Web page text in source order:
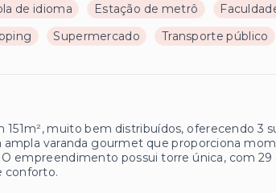
de idioma Estação de metrô
Supermercado Transporte público
muito bem distribuídos, oferecendo 3
varanda gourmet que proporciona
empreendimento possui torre única, com
conforto.